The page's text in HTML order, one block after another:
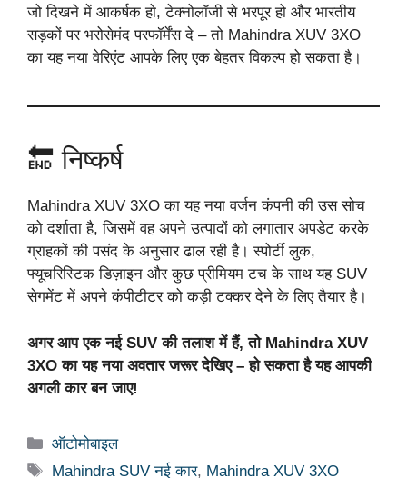
जो दिखने में आकर्षक हो, टेक्नोलॉजी से भरपूर हो और भारतीय
सड़कों पर भरोसेमंद परफॉर्मेंस दे – तो Mahindra XUV 3XO
का यह नया वेरिएंट आपके लिए एक बेहतर विकल्प हो सकता है।
🔚 निष्कर्ष
Mahindra XUV 3XO का यह नया वर्जन कंपनी की उस सोच
को दर्शाता है, जिसमें वह अपने उत्पादों को लगातार अपडेट करके
ग्राहकों की पसंद के अनुसार ढाल रही है। स्पोर्टी लुक,
फ्यूचरिस्टिक डिज़ाइन और कुछ प्रीमियम टच के साथ यह SUV
सेगमेंट में अपने कंपीटीटर को कड़ी टक्कर देने के लिए तैयार है।
अगर आप एक नई SUV की तलाश में हैं, तो Mahindra XUV
3XO का यह नया अवतार जरूर देखिए – हो सकता है यह आपकी
अगली कार बन जाए!
Categories
ऑटोमोबाइल
Tags
Mahindra SUV नई कार, Mahindra XUV 3XO